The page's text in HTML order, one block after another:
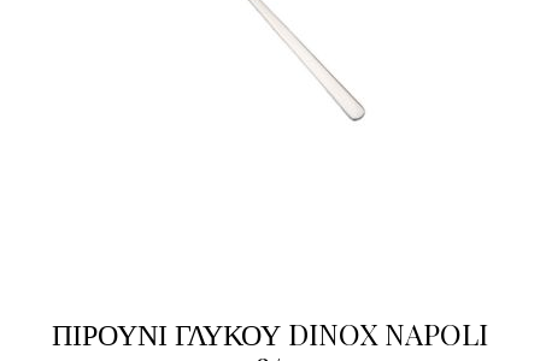
ΠΙΡΟΥΝΙ ΓΛΥΚΟΥ DINOX NAPOLI